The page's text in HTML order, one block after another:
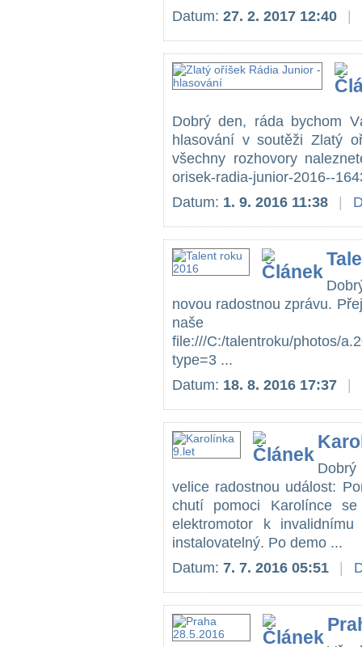
Datum: 27. 2. 2017 12:40
Dobrý den, ráda bychom
hlasování v soutěži Zlatý
všechny rozhovory
orisek-radia-junior-2016--
Datum: 1. 9. 2016 11:38
novou radostnou zprávu.
naše
file:///C:/talentroku/photos/
type=3 ...
Datum: 18. 8. 2016 17:37
velice radostnou událost:
chutí pomoci Karolínce
elektromotor k
instalovatelný. Po demo ...
Datum: 7. 7. 2016 05:51